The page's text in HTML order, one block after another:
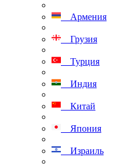
Армения
Грузия
Турция
Индия
Китай
Япония
Израиль